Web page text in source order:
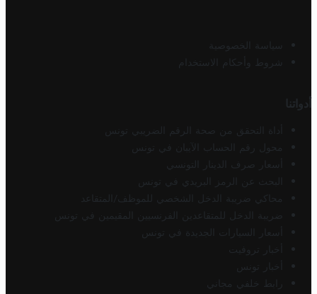
سياسة الخصوصية
شروط وأحكام الاستخدام
أدواتنا
أداة التحقق من صحة الرقم الضريبي تونس
محول رقم الحساب الآيبان في تونس
أسعار صرف الدينار التونسي
البحث عن الرمز البريدي في تونس
محاكي ضريبة الدخل الشخصي للموظف/المتقاعد
ضريبة الدخل للمتقاعدين الفرنسيين المقيمين في تونس
أسعار السيارات الجديدة في تونس
أخبار تروفيت
أخبار تونس
رابط خلفي مجاني